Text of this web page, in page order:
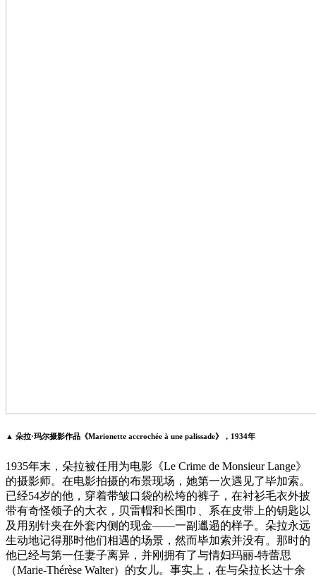
▲ 朵拉·玛尔摄影作品《Marionette accrochée à une palissade》，1934年
1935年末，朵拉被任用为电影《Le Crime de Monsieur Lange》
的摄影师。在电影拍摄的布景现场，她第一次遇见了毕加索。
已经54岁的他，穿着带皱口袋的松垮的裤子，在衬衫毛衣外披
带有奇怪领子的大衣，贝雷帽和长围巾、系在皮带上的钥匙以
及用别针夹在外套内侧的现金——一副邋遢的样子。朵拉永远
生动地记得那时他们相遇的场景，然而毕加索并没有。那时的
他已经与第一任妻子离异，并刚拥有了与情妇玛丽-特蕾思
（Marie-Thérèse Walter）的女儿。事实上，在与朵拉长达十余